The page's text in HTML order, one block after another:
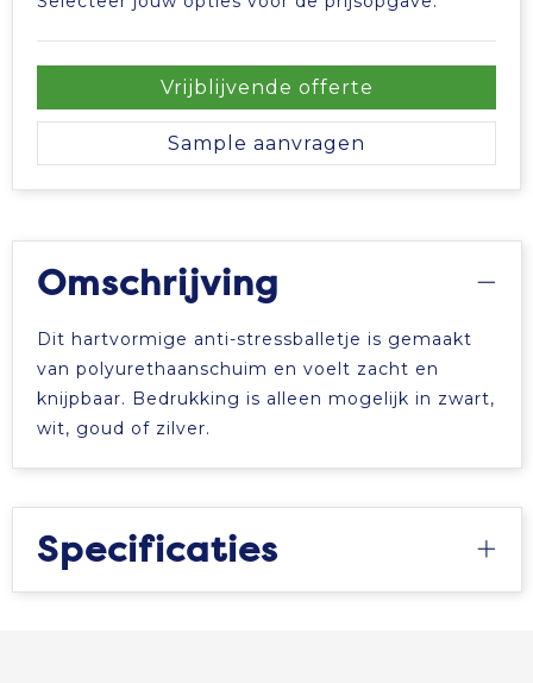
Vrijblijvende offerte
Sample aanvragen
Omschrijving
Dit hartvormige anti-stressballetje is gemaakt
van polyurethaanschuim en voelt zacht en
knijpbaar. Bedrukking is alleen mogelijk in zwart,
wit, goud of zilver.
Specificaties